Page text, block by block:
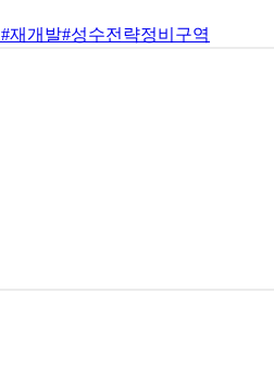
#재개발#성수전략정비구역